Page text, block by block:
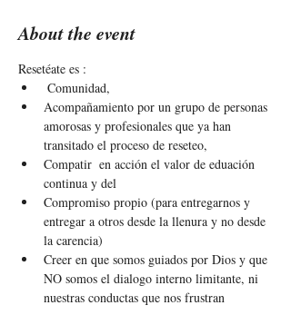
About the event
Resetéate es :
Comunidad,
Acompañamiento por un grupo de personas
amorosas y profesionales que ya han
transitado el proceso de reseteo,
Compatir  en acción el valor de eduación
continua y del
Compromiso propio (para entregarnos y
entregar a otros desde la llenura y no desde
la carencia)
Creer en que somos guiados por Dios y que
NO somos el dialogo interno limitante, ni
nuestras conductas que nos frustran